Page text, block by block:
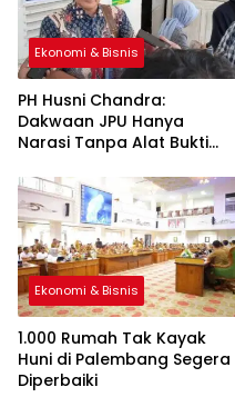
Ekonomi & Bisnis
PH Husni Chandra:
Dakwaan JPU Hanya
Narasi Tanpa Alat Bukti
Ekonomi & Bisnis
1.000 Rumah Tak Kayak
Huni di Palembang Segera
Diperbaiki